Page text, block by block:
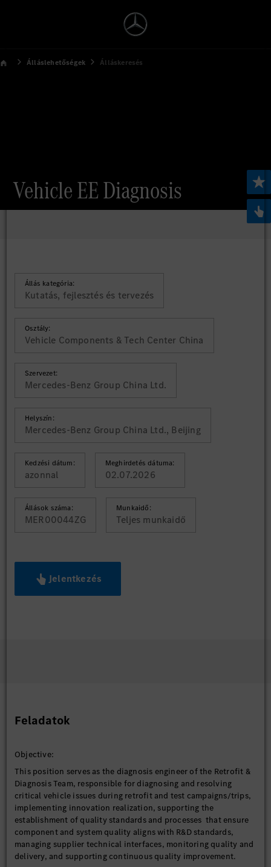
Álláslehetőségek Álláskeresés
Vehicle EE Diagnosis
Állás kategória:
Kutatás, fejlesztés és tervezés
Osztály:
Vehicle Components & Tech Center China
Szervezet:
Mercedes-Benz Group China Ltd.
Helyszín:
Mercedes-Benz Group China Ltd., Beijing
Kedzési dátum:
azonnal
Meghirdetés dátuma:
02.07.2026
Állások száma:
MER00044ZG
Munkaidő:
Teljes munkaidő
Jelentkezés
Feladatok
Objective:
This position serves as the diagnosis engineer of the Retrofit &
Diagnosis Team, responsible for diagnosing and resolving
critical vehicle issues during retrofit and test campaigns/trips,
implementing innovation realization, supporting the
establishment of quality standards and processes that ensure
component and system quality aligns with R&D standards,
managing supplier technical interfaces, monitoring quality and
delivery, and supporting continuous quality improvement.